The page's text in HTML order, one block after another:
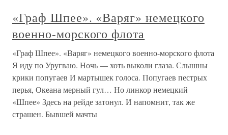
«Граф Шпее». «Варяг» немецкого
военно-морского флота
«Граф Шпее». «Варяг» немецкого военно-морского флота
Я иду по Уругваю. Ночь — хоть выколи глаза. Слышны
крики попугаев И мартышек голоса. Попугаев пестрых
перья, Океана мерный гул… Но линкор немецкий
«Шпее» Здесь на рейде затонул. И напомнит, так же
страшен. Бывшей мачты